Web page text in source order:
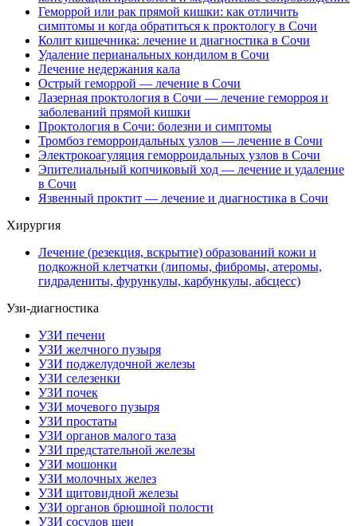
Геморрой или рак прямой кишки: как отличить
симптомы и когда обратиться к проктологу в Сочи
Колит кишечника: лечение и диагностика в Сочи
Удаление перианальных кондилом в Сочи
Лечение недержания кала
Острый геморрой — лечение в Сочи
Лазерная проктология в Сочи — лечение геморроя и
заболеваний прямой кишки
Проктология в Сочи: болезни и симптомы
Тромбоз геморроидальных узлов — лечение в Сочи
Электрокоагуляция геморроидальных узлов в Сочи
Эпителиальный копчиковый ход — лечение и удаление
в Сочи
Язвенный проктит — лечение и диагностика в Сочи
Хирургия
Лечение (резекция, вскрытие) образований кожи и
подкожной клетчатки (липомы, фибромы, атеромы,
гидрадениты, фурункулы, карбункулы, абсцесс)
Узи-диагностика
УЗИ печени
УЗИ желчного пузыря
УЗИ поджелудочной железы
УЗИ селезенки
УЗИ почек
УЗИ мочевого пузыря
УЗИ простаты
УЗИ органов малого таза
УЗИ предстательной железы
УЗИ мошонки
УЗИ молочных желез
УЗИ щитовидной железы
УЗИ органов брюшной полости
УЗИ сосудов шеи